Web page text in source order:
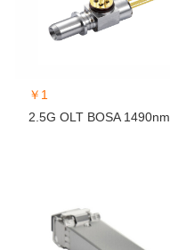
￥1
2.5G OLT BOSA 1490nm